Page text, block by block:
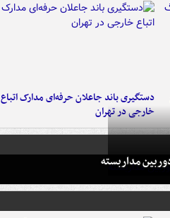
دستگیری باند جاعلان حرفه‌ای مدارک اتباع
خارجی در تهران